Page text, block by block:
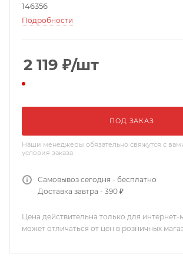
146356
Подробности
2 119 ₽/шт
ПОД ЗАКАЗ
Наши менеджеры обязательно свяжутся с
условия заказа
Самовывоз сегодня - бесплатно
Доставка завтра - 390 ₽
Цена действительна только для интернет-
может отличаться от цен в розничных